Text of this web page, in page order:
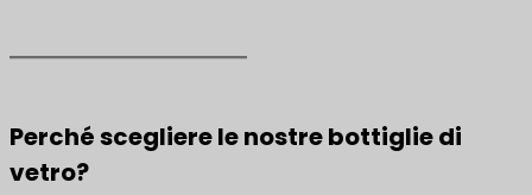
Perché scegliere le nostre bottiglie di
vetro?